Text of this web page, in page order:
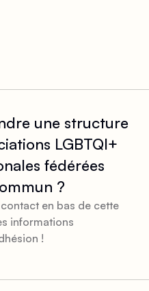
une structure
LGBTQI+
fédérées
?
en bas de cette
informations
!